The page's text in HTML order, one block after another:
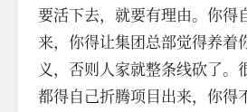
要活下去，就要有理由。你得
来，你得让集团总部觉得养着
义，否则人家就整条线砍了。
都得自己折腾项目出来，你得